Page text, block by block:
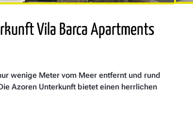
Vila Barca Apartments
wenige Meter vom Meer entfernt und rund
Azoren Unterkunft bietet einen herrlichen